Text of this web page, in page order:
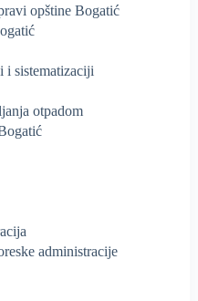
opštine Bogatić
i sistematizaciji
otpadom
administracije